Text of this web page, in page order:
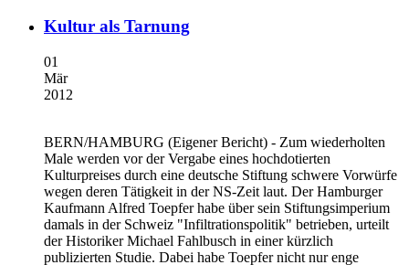
Kultur als Tarnung
01
Mär
2012
BERN/HAMBURG (Eigener Bericht) - Zum wiederholten
Male werden vor der Vergabe eines hochdotierten
Kulturpreises durch eine deutsche Stiftung schwere Vorwürfe
wegen deren Tätigkeit in der NS-Zeit laut. Der Hamburger
Kaufmann Alfred Toepfer habe über sein Stiftungsimperium
damals in der Schweiz "Infiltrationspolitik" betrieben, urteilt
der Historiker Michael Fahlbusch in einer kürzlich
publizierten Studie. Dabei habe Toepfer nicht nur enge